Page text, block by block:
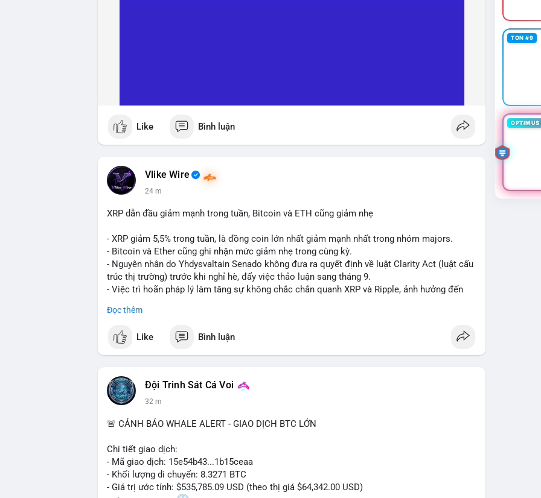
Like Bình luận
Vlike Wire
24 m
XRP dẫn đầu giảm mạnh trong tuần, Bitcoin và ETH cũng giảm nhẹ
- XRP giảm 5,5% trong tuần, là đồng coin lớn nhất giảm mạnh nhất trong nhóm majors.
- Bitcoin và Ether cũng ghi nhận mức giảm nhẹ trong cùng kỳ.
- Nguyên nhân do Yhdysvaltain Senado không đưa ra quyết định về luật Clarity Act (luật cấu
trúc thị trường) trước khi nghỉ hè, đẩy việc thảo luận sang tháng 9.
- Việc trì hoãn pháp lý làm tăng sự không chắc chắn quanh XRP và Ripple, ảnh hưởng đến
$xrp $btc $eth
#vlikevn #titanbot
📰 Nguồn: CoinDesk
Đọc thêm
Like Bình luận
Đội Trinh Sát Cá Voi
32 m
🚨 CẢNH BÁO WHALE ALERT - GIAO DỊCH BTC LỚN
Chi tiết giao dịch:
- Mã giao dịch: 15e54b43...1b15ceaa
- Khối lượng di chuyển: 8.3271 BTC
- Giá trị ước tính: $535,785.09 USD (theo thị giá $64,342.00 USD)
TON #9
OPTIMUS